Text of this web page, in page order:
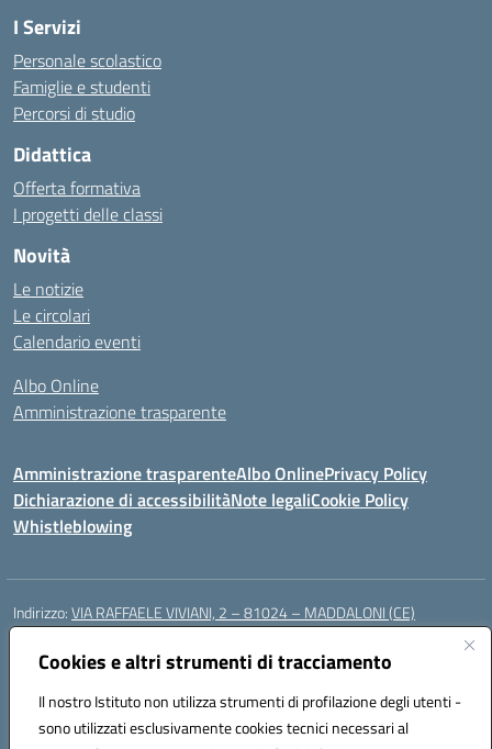
Cookies e altri strumenti di tracciamento
Il nostro Istituto non utilizza strumenti di profilazione degli utenti -
sono utilizzati esclusivamente cookies tecnici necessari al
I Servizi
Personale scolastico
Famiglie e studenti
Percorsi di studio
Didattica
Offerta formativa
I progetti delle classi
Novità
Le notizie
Le circolari
Calendario eventi
Albo Online
Amministrazione trasparente
Amministrazione trasparenteAlbo OnlinePrivacy Policy
Dichiarazione di accessibilitàNote legaliCookie Policy
Whistleblowing
Indirizzo:VIA RAFFAELE VIVIANI, 2 – 81024 – MADDALONI (CE)
Centralino:
Posta elettronica certificata (PEC):ceic8av00r@pec.istruzione.it
Codice fiscale: 93086020612
Codice meccanografico:CEIC8AV00R